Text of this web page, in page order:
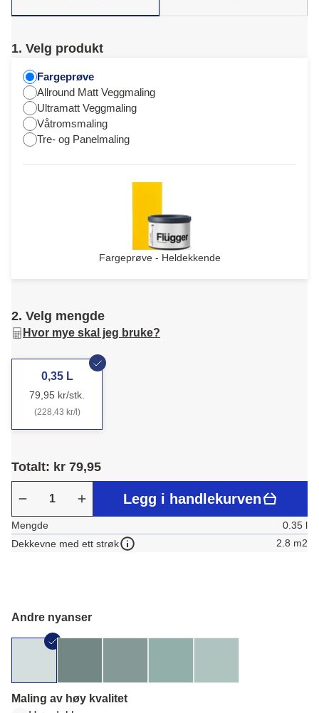
1. Velg produkt
Fargeprøve
Allround Matt Veggmaling
Ultramatt Veggmaling
Våtromsmaling
Tre- og Panelmaling
Fargeprøve - Heldekkende
2. Velg mengde
Hvor mye skal jeg bruke?
0,35 L
79,95 kr/stk.
(228,43 kr/l)
Totalt: kr 79,95
Legg i handlekurven
Mengde
0.35 l
Dekkevne med ett strøk
2.8 m2
Andre nyanser
Maling av høy kvalitet